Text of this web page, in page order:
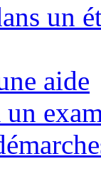
un
aide
un